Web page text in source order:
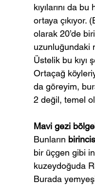
kıyılarını da
ortaya çıkıyor.
olarak 20’de
uzunluğundaki
Üstelik bu kıyı
Ortaçağ
da göreyim,
2 değil, temel
Mavi gezi
Bunların
bir üçgen gibi
kuzeydoğuda
Burada